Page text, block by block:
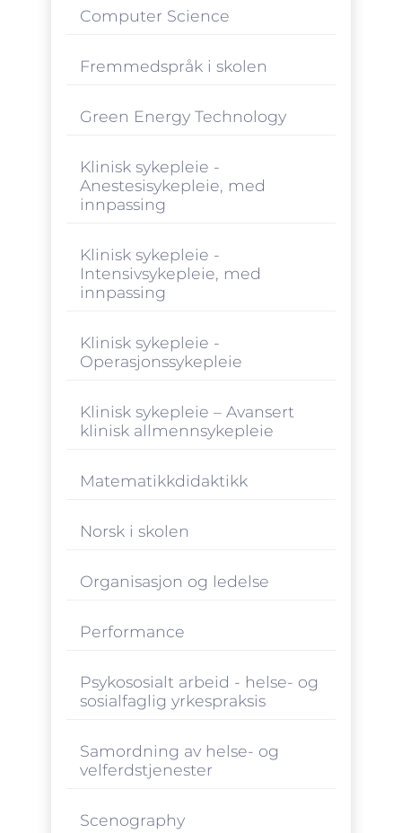
Computer Science
Fremmedspråk i skolen
Green Energy Technology
Klinisk sykepleie -
Anestesisykepleie, med
innpassing
Klinisk sykepleie -
Intensivsykepleie, med
innpassing
Klinisk sykepleie -
Operasjonssykepleie
Klinisk sykepleie – Avansert
klinisk allmennsykepleie
Matematikkdidaktikk
Norsk i skolen
Organisasjon og ledelse
Performance
Psykososialt arbeid - helse- og
sosialfaglig yrkespraksis
Samordning av helse- og
velferdstjenester
Scenography